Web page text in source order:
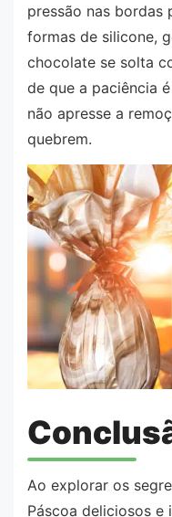
pressão nas bordas
formas de silicone,
chocolate se solta
de que a paciência
não apresse a
quebrem.
Ao explorar os
Páscoa deliciosos e